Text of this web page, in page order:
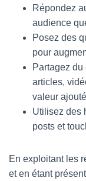
Répondez
audience
Posez des
pour
Partagez
articles,
valeur
Utilisez des
posts et
En exploitant les
et en étant